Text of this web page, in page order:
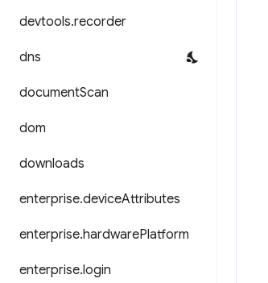
devtools.recorder
dns
documentScan
dom
downloads
enterprise.deviceAttributes
enterprise.hardwarePlatform
enterprise.login